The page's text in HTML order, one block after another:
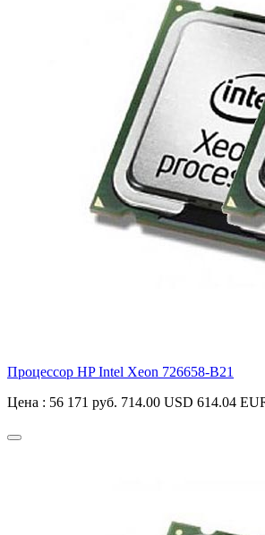
Процессор HP Intel Xeon 726658-B21
Цена : 56 171 руб. 714.00 USD 614.04